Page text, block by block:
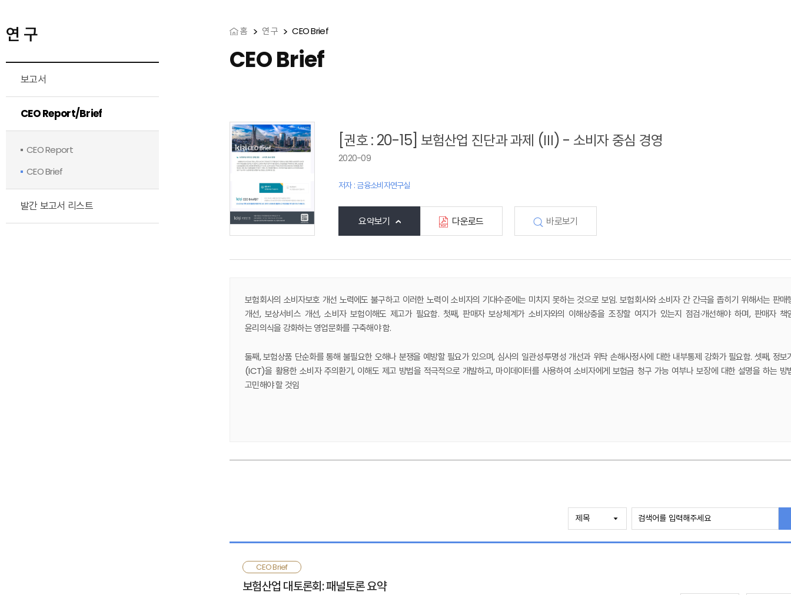
연 구
보고서
CEO Report/Brief
CEO Report
CEO Brief
발간 보고서 리스트
홈 연 구 CEO Brief
CEO Brief
[권호 : 20-15] 보험산업 진단과 과제 (Ⅲ) - 소비자 중심 경영
2020-09
저자 : 금융소비자연구실
요약보기 다운로드 바로보기
보험회사의 소비자보호 개선 노력에도 불구하고 이러한 노력이 소비자의 기대수준에는 미치지 못하는 것으로 보임. 보험회사와 소비자 간 간극을 좁히기 위해서는 판매
개선, 보상서비스 개선, 소비자 보험이해도 제고가 필요함. 첫째, 판매자 보상체계가 소비자와의 이해상충을 조장할 여지가 있는지 점검·개선해야 하며, 판매자 책
윤리의식을 강화하는 영업문화를 구축해야 함.
둘째, 보험상품 단순화를 통해 불필요한 오해나 분쟁을 예방할 필요가 있으며, 심사의 일관성·투명성 개선과 위탁 손해사정사에 대한 내부통제 강화가 필요함. 셋째, 정보
(ICT)을 활용한 소비자 주의환기, 이해도 제고 방법을 적극적으로 개발하고, 마이데이터를 사용하여 소비자에게 보험금 청구 가능 여부나 보장에 대한 설명을 하는 방
고민해야 할 것임
CEO Brief
보험산업 대토론회: 패널토론 요약